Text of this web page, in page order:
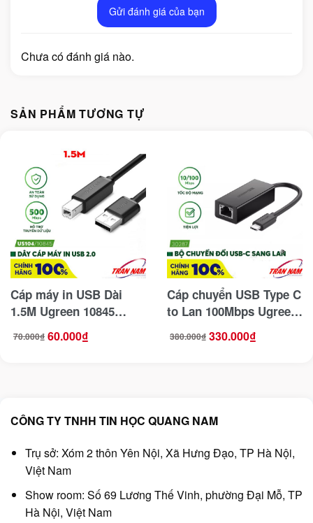
Gửi đánh giá của bạn
Chưa có đánh giá nào.
SẢN PHẨM TƯƠNG TỰ
Cáp máy in USB Dài
1.5M Ugreen 10845
(USB 2.0 A Male to B
Male)
70.000₫
Giá
gốc 60.000₫
Giá
hiện
Cáp chuyển USB Type C
to Lan 100Mbps Ugreen
380.000₫
Giá
gốc 330.000₫
Giá
hiện
CÔNG TY TNHH TIN HỌC QUANG NAM
Trụ sở: Xóm 2 thôn Yên Nội, Xã Hưng Đạo, TP Hà Nội,
Việt Nam
Show room: Số 69 Lương Thế Vinh, phường Đại Mỗ, TP
Hà Nội, Việt Nam